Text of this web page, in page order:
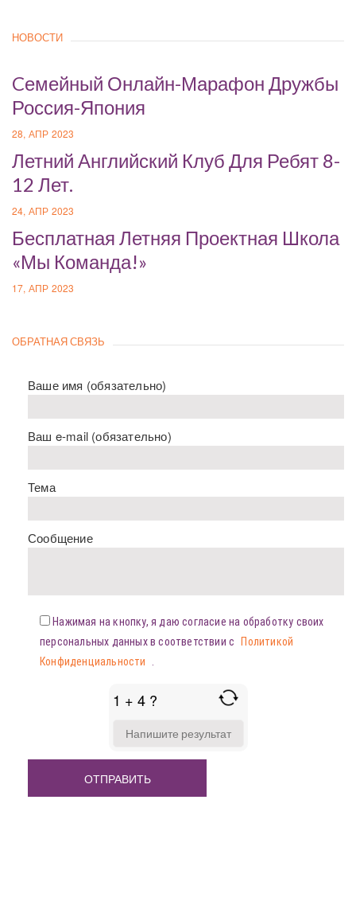
НОВОСТИ
Cемейный Онлайн-Марафон Дружбы
Россия-Япония
28, АПР 2023
Летний Английский Клуб Для Ребят 8-
12 Лет.
24, АПР 2023
Бесплатная Летняя Проектная Школа
«Мы Команда!»
17, АПР 2023
ОБРАТНАЯ СВЯЗЬ
Ваше имя (обязательно)
Ваш e-mail (обязательно)
Тема
Сообщение
Нажимая на кнопку, я даю согласие на обработку своих
персональных данных в соответствии с
Политикой
Конфиденциальности
1 + 4 ?
FOR
+